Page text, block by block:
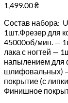
1,499.00₴
Состав набора:
1шт.Фрезер для
45000об/мин. —
лака с ногтей —
напылением для
шлифовальных)
покрытие (с
Финишное